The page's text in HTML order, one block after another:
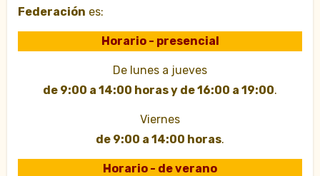
Federación es:
Horario - presencial
De lunes a jueves
de 9:00 a 14:00 horas y de 16:00 a 19:00.
Viernes
de 9:00 a 14:00 horas.
Horario - de verano